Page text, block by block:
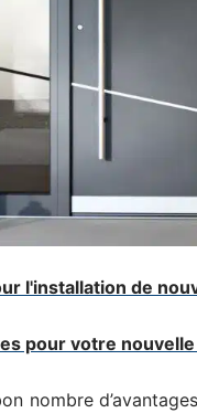
l'installation de
pour votre
nombre